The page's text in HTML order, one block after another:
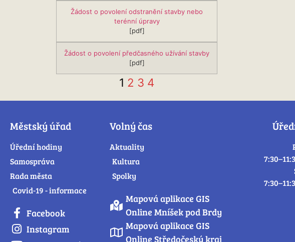
Žádost o povolení odstranění stavby nebo
terénní úpravy
[pdf]
Žádost o povolení předčasného užívání stavby
[pdf]
1 2 3 4
Městský úřad
Úřední hodiny
Samospráva
Rada města
Covid-19 - informace
Facebook
Instagram
Volný čas
Aktuality
Kultura
Spolky
Mapová aplikace GIS
Online Mníšek pod Brdy
Mapová aplikace GIS
Online Středočeský kraj